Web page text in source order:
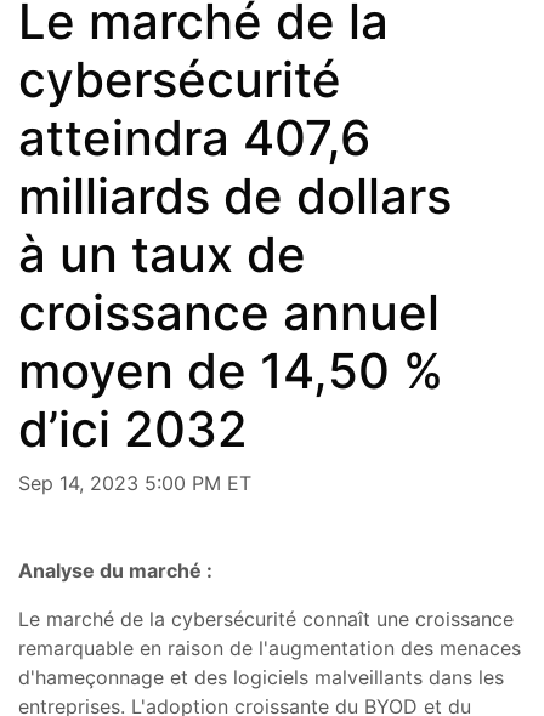
Le marché de la
cybersécurité
atteindra 407,6
milliards de dollars
à un taux de
croissance annuel
moyen de 14,50 %
d’ici 2032
Sep 14, 2023 5:00 PM ET
Analyse du marché :
Le marché de la cybersécurité connaît une croissance
remarquable en raison de l'augmentation des menaces
d'hameçonnage et des logiciels malveillants dans les
entreprises. L'adoption croissante du BYOD et du